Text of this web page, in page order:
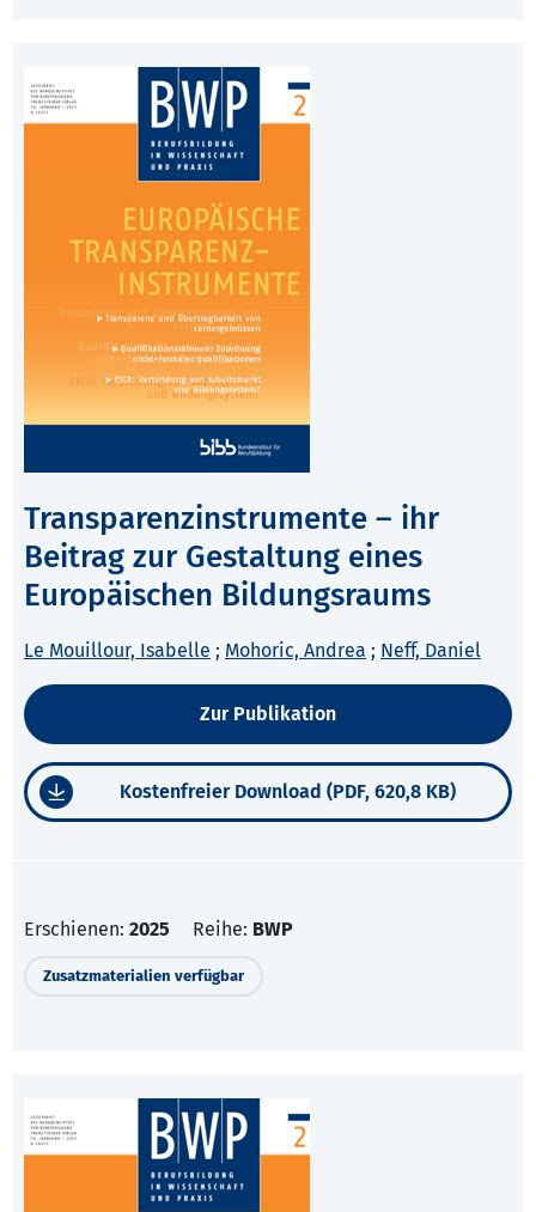
Transparenzinstrumente – ihr
Beitrag zur Gestaltung eines
Europäischen Bildungsraums
Le Mouillour, Isabelle ; Mohoric, Andrea ; Neff, Daniel
Zur Publikation
Kostenfreier Download (PDF, 620,8 KB)
Erschienen: 2025 Reihe: BWP
Zusatzmaterialien verfügbar